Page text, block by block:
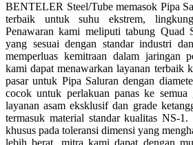
BENTELER Steel/Tube memasok Pipa
terbaik untuk suhu ekstrem,
Penawaran kami meliputi tabung Quad
yang sesuai dengan standar industri
memperluas kemitraan dalam jaringan
kami dapat menawarkan layanan terbaik
pasar untuk Pipa Saluran dengan
cocok untuk perlakuan panas ke
layanan asam eksklusif dan grade
termasuk material standar kualitas NS-
khusus pada toleransi dimensi yang